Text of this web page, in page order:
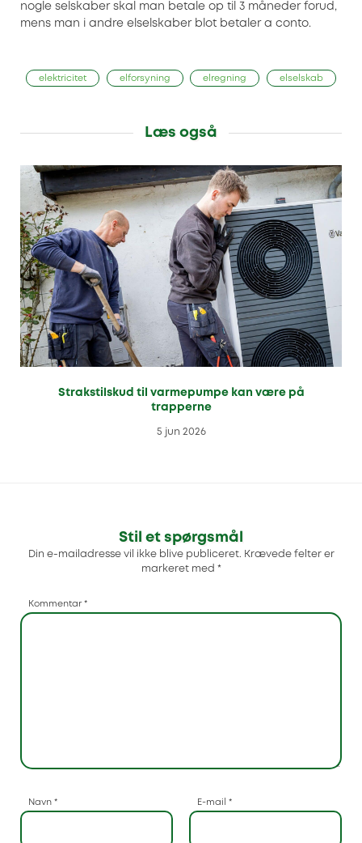
nogle selskaber skal man betale op til 3 måneder forud,
mens man i andre elselskaber blot betaler a conto.
elektricitet elforsyning elregning elselskab
Læs også
Strakstilskud til varmepumpe kan være på
trapperne
5 jun 2026
Stil et spørgsmål
Din e-mailadresse vil ikke blive publiceret. Krævede felter er
markeret med *
Kommentar *
Navn * E-mail *